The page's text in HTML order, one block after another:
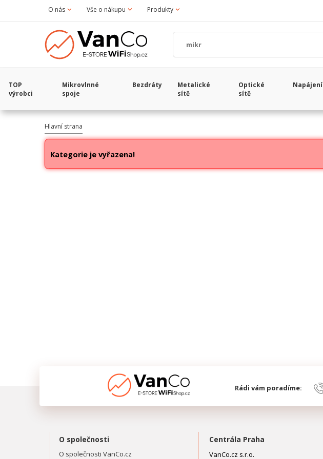
O nás Vše o nákupu Produkty
TOP
výrobci
Mikrovlnné
spoje
Bezdráty
Metalické
sítě
Optické
sítě
Napájení
Hlavní strana
Kategorie je vyřazena!
Rádi vám poradíme:
O společnosti
O společnosti VanCo.cz
Centrála Praha
VanCo.cz s.r.o.